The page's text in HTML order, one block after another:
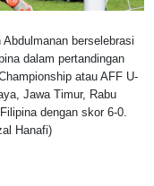
berselebrasi
dalam pertandingan
atau AFF U-
Jawa Timur, Rabu
dengan skor 6-0.
Hanafi)